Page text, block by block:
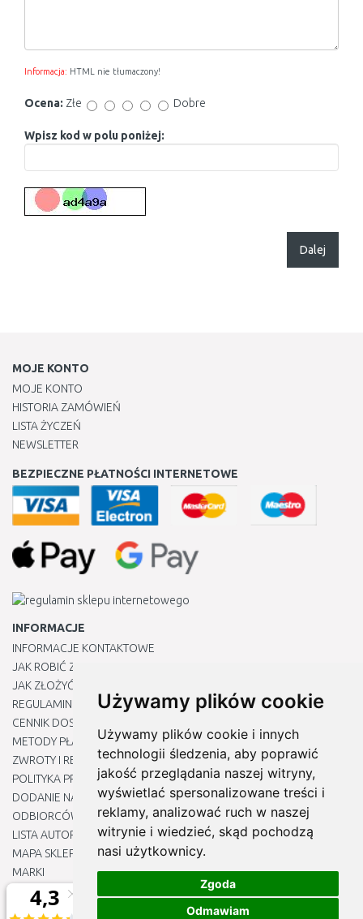
Używamy plików cookie
Używamy plików cookie i innych
technologii śledzenia, aby poprawić
jakość przeglądania naszej witryny,
wyświetlać spersonalizowane treści i
reklamy, analizować ruch w naszej
witrynie i wiedzieć, skąd pochodzą
nasi użytkownicy.
Zgoda
Odmawiam
Informacja: HTML nie tłumaczony!
Ocena: Złe Dobre
Wpisz kod w polu poniżej:
Dalej
MOJE KONTO
MOJE KONTO
HISTORIA ZAMÓWIEŃ
LISTA ŻYCZEŃ
NEWSLETTER
BEZPIECZNE PŁATNOŚCI INTERNETOWE
INFORMACJE
INFORMACJE KONTAKTOWE
JAK ROBIĆ ZAKUPY ?
JAK ZŁOŻYĆ REKLAMACJĘ
REGULAMIN
CENNIK DOSTAWY
METODY PŁATNOŚCI
ZWROTY I REKLAMACJE PRODUKTÓW
POLITYKA PRYWATNOŚCI
DODANIE NASZYCH ADRESÓW E-MAIL DO LISTY ZAUFANYCH
ODBIORCÓW
LISTA AUTORYZOWANYCH CENTRÓW SERWISOWYCH
MAPA SKLEPU
MARKI
BLOGU
EDYTUJ MOJE PREFERENCJE DOTYCZĄCE PLIKÓW COOKIE